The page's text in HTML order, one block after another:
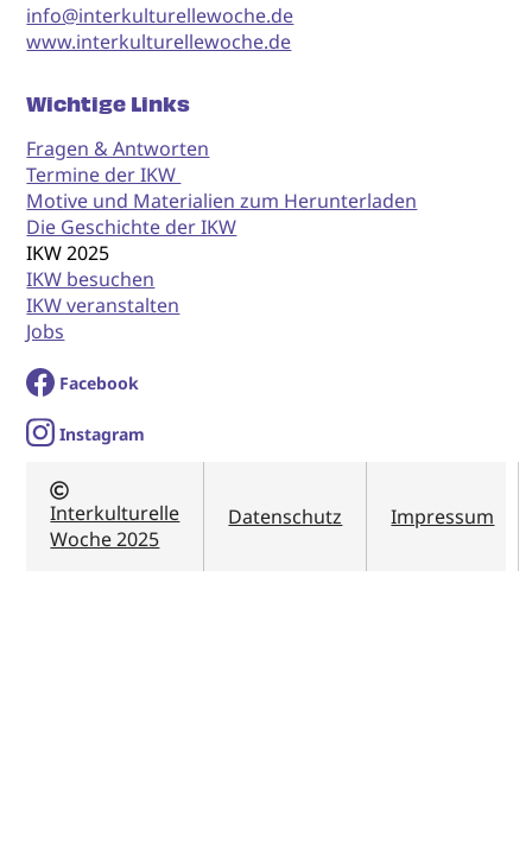
info@interkulturellewoche.de
www.interkulturellewoche.de
Wichtige Links
Fragen & Antworten
Termine der IKW
Motive und Materialien zum Herunterladen
Die Geschichte der IKW
IKW 2025
IKW besuchen
IKW veranstalten
Jobs
Facebook
Instagram
Interkulturelle
Woche 2025
Datenschutz Impressum